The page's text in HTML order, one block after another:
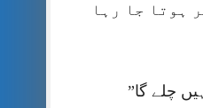
ہوتا جا رہا
چلے گا”